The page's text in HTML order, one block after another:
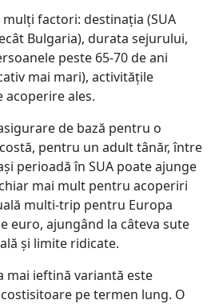
factori: destinația (SUA
Bulgaria), durata sejurului,
peste 65-70 de ani
mai mari), activitățile
acoperire ales.
de bază pentru o
pentru un adult tânăr, între
perioadă în SUA poate ajunge
mai mult pentru acoperiri
multi-trip pentru Europa
euro, ajungând la câteva sute
și limite ridicate.
mai ieftină variantă este
pe termen lung. O